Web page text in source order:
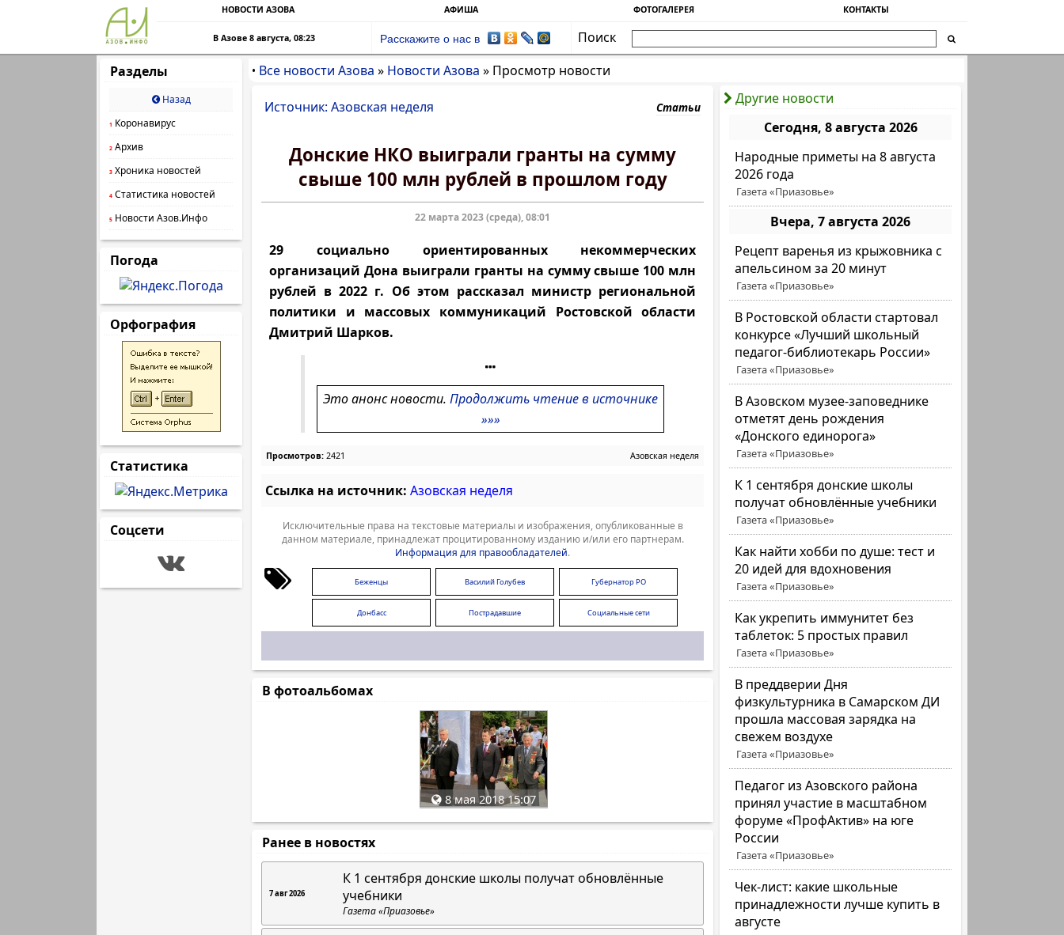
НОВОСТИ АЗОВА АФИША ФОТОГАЛЕРЕЯ КОНТАКТЫ
В Азове 8 августа, 08:23 Расскажите о нас в
Поиск
Разделы
Назад
1 Коронавирус
2 Архив
3 Хроника новостей
4 Статистика новостей
5 Новости Азов.Инфо
Погода
Орфография
Статистика
Соцсети
• Все новости Азова » Новости Азова » Просмотр новости
Другие новости
Сегодня, 8 августа 2026
Народные приметы на 8 августа
2026 года
Газета «Приазовье»
Вчера, 7 августа 2026
Рецепт варенья из крыжовника с
апельсином за 20 минут
Газета «Приазовье»
В Ростовской области стартовал
конкурсе «Лучший школьный
педагог-библиотекарь России»
Газета «Приазовье»
В Азовском музее-заповеднике
отметят день рождения
«Донского единорога»
Газета «Приазовье»
К 1 сентября донские школы
получат обновлённые учебники
Газета «Приазовье»
Как найти хобби по душе: тест и
20 идей для вдохновения
Газета «Приазовье»
Как укрепить иммунитет без
таблеток: 5 простых правил
Газета «Приазовье»
В преддверии Дня
физкультурника в Самарском ДИ
прошла массовая зарядка на
свежем воздухе
Газета «Приазовье»
Педагог из Азовского района
принял участие в масштабном
форуме «ПрофАктив» на юге
России
Газета «Приазовье»
Чек-лист: какие школьные
принадлежности лучше купить в
августе
Источник: Азовская неделя Статьи
Донские НКО выиграли гранты на сумму
свыше 100 млн рублей в прошлом году
22 марта 2023 (среда), 08:01
29 социально ориентированных некоммерческих
организаций Дона выиграли гранты на сумму свыше 100 млн
рублей в 2022 г. Об этом рассказал министр региональной
политики и массовых коммуникаций Ростовской области
Дмитрий Шарков.
Это анонс новости.Продолжить чтение в источнике
»»»
Просмотров: 2421 Азовская неделя
Ссылка на источник: Азовская неделя
Исключительные права на текстовые материалы и изображения, опубликованные в
данном материале, принадлежат процитированному изданию и/или его партнерам.
Информация для правообладателей.
Беженцы Василий Голубев Губернатор РО
Донбасс Пострадавшие Социальные сети
В фотоальбомах
8 мая 2018 15:07
Ранее в новостях
7 авг 2026
К 1 сентября донские школы получат обновлённые
учебники
Газета «Приазовье»